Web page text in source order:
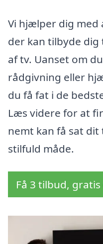
Vi hjælper dig med
der kan tilbyde
af tv. Uanset om
rådgivning eller
du få fat i de
Læs videre for at
nemt kan få sat dit
stilfuld måde.
Få 3 tilbud,